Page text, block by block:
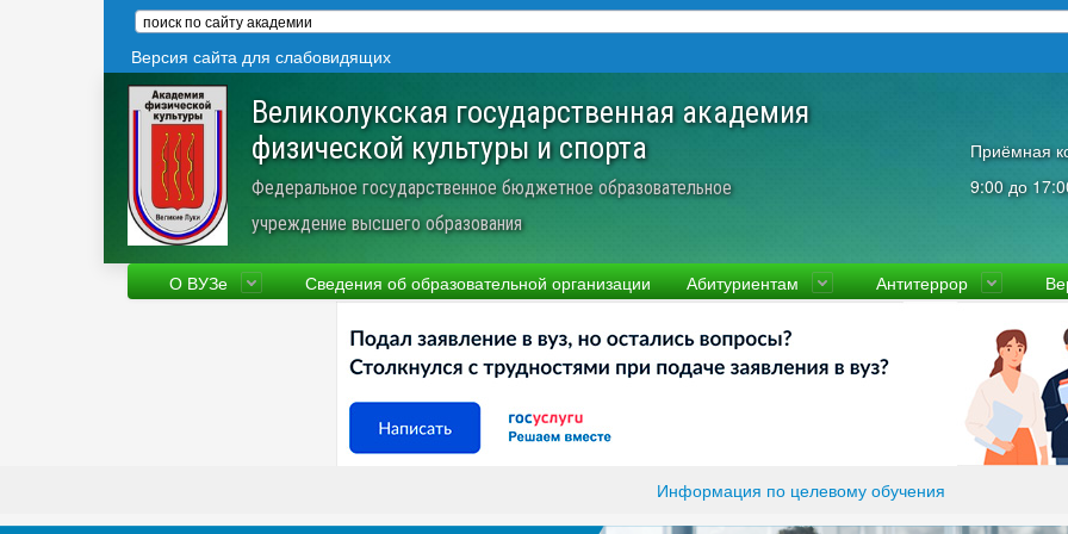
Версия сайта для слабовидящих
Великолукская государственная академия
физической культуры и спорта
Федеральное государственное бюджетное образовательное
учреждение высшего образования
Приёмная
9:00 до
О ВУЗе
Сведения об образовательной
Факультеты
Руководство
Преподаватели и сотрудники
Научная деятельность
Противодействие коррупции Прочие документы
Сведения об образовательной организации Абитуриентам
Приемная комиссия
Стоимость
Антитеррор
Правовая
Информация
Информация по целевому обучения